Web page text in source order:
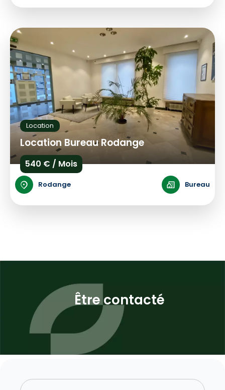
Location
Location Bureau Rodange
540 € / Mois
Rodange Bureau
Être contacté